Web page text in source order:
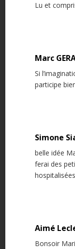
Lu et
Marc
Si
participe
Simone
belle idée
ferai des
Aimé
Bonsoir